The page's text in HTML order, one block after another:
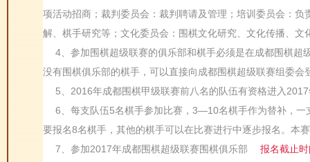
项活动招商；裁判委员会：裁判聘请及管理；培训委员会：
解、棋手研究等；文化委员会：围棋文化研究、文化传播、
4、参加围棋超级联赛的俱乐部和棋手必须是在成都围棋
没有围棋俱乐部的棋手，可以直接向成都围棋超级联赛组委会
5、2016年成都围棋甲级联赛前八名的队伍有资格进入
6、每支队伍5名棋手参加比赛，3—10名棋手作为替补，
要报名8名棋手，其他的棋手可以在比赛进行中逐步报名。本
7、参加2017年成都围棋超级联赛围棋俱乐部
报名截止